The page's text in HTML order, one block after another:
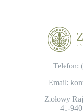
Telefon:
Email:
Ziołowy
41-